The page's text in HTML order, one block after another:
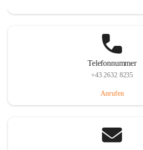
Telefonnummer
+43 2632 8235
Anrufen